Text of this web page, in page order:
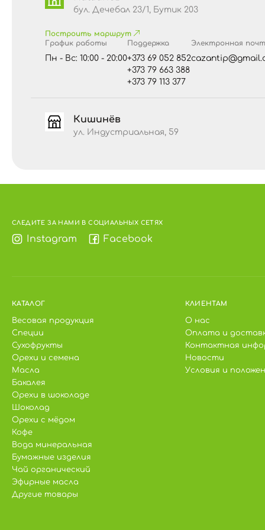
бул. Дечебал 23/1, Бутик 203
Построить маршрут
График работы
Пн - Вс: 10:00 - 20:00
Поддержка
+373 69 052 852
+373 79 663 388
+373 79 113 377
Электронная
Кишинёв
ул. Индустриальная, 59
СЛЕДИТЕ ЗА НАМИ В СОЦИАЛЬНЫХ СЕТЯХ
Instagram Facebook
КАТАЛОГ
Весовая продукция
Специи
Сухофрукты
Орехи и семена
Масла
Бакалея
Орехи в шоколаде
Шоколад
Орехи с мёдом
Кофе
Вода минеральная
Бумажные изделия
Чай органический
Эфирные масла
Другие товары
КЛИЕНТАМ
О нас
Оплата и
Контактная
Новости
Условия и